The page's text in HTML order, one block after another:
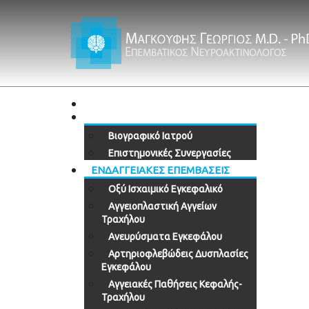
Βιογραφικό Ιατρού
Επιστημονικές Συνεργασίες
ΕΝΔΑΓΓΕΙΑΚΕΣ ΕΠΕΜΒΑΣΕΙΣ
Οξύ Ισχαιμικό Εγκεφαλικό
Αγγειοπλαστική Αγγείων
Τραχήλου
Ανευρύσματα Εγκεφάλου
Αρτηριοφλεβώδεις Δυσπλασίες
Εγκεφάλου
Αγγειακές Παθήσεις Κεφαλής-
Τραχήλου